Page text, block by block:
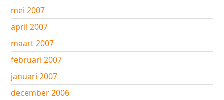
mei 2007
april 2007
maart 2007
februari 2007
januari 2007
december 2006